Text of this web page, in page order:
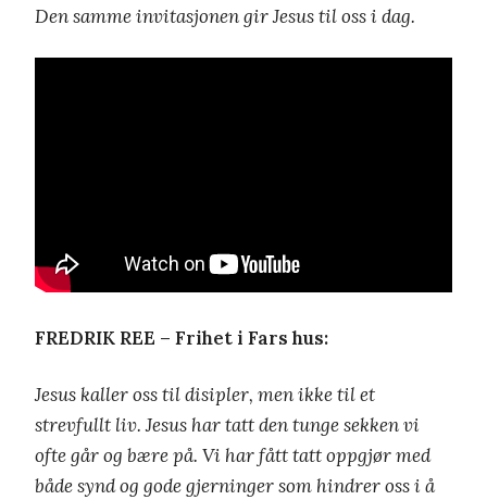
Den samme invitasjonen gir Jesus til oss i dag.
FREDRIK REE – Frihet i Fars hus:
Jesus kaller oss til disipler, men ikke til et
strevfullt liv. Jesus har tatt den tunge sekken vi
ofte går og bære på. Vi har fått tatt oppgjør med
både synd og gode gjerninger som hindrer oss i å